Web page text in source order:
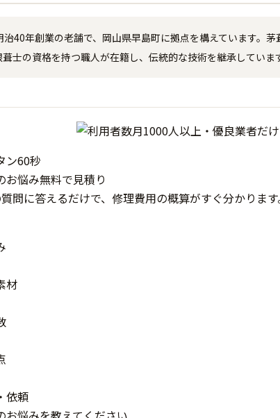
40年創業の老舗で、岡山県早島町に拠点を構えています。
士の資格を持つ職人が在籍し、伝統的な技術を継承していま
ン60秒
お悩み無料で見積り
問に答えるだけで、修理費用の概算がすぐ分かります
材
依頼